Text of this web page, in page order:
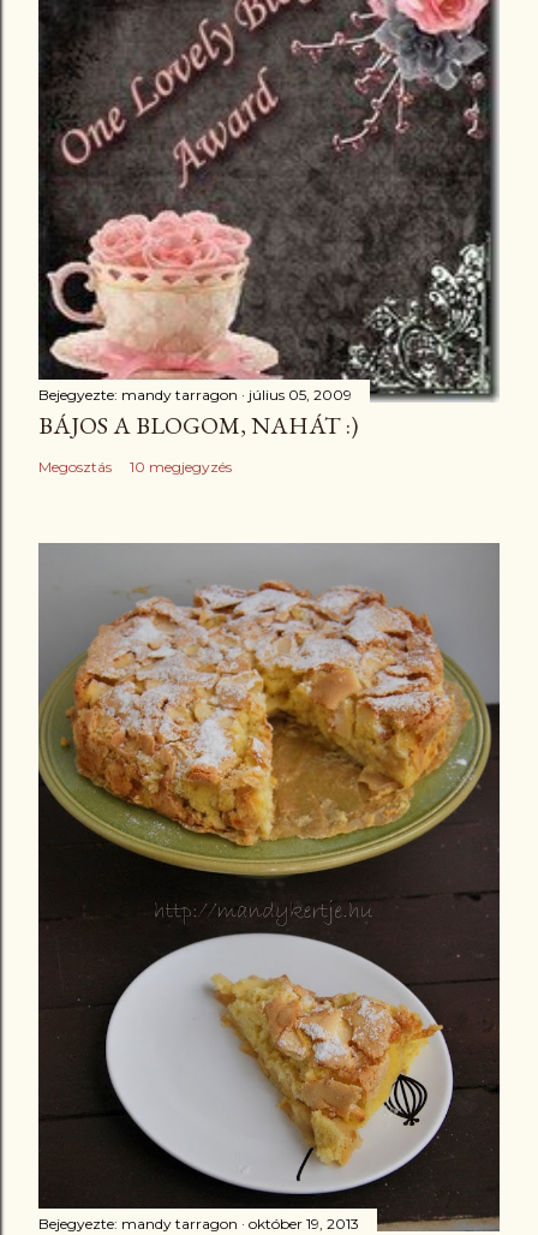
Bejegyezte: mandy tarragon július 05, 2009
BÁJOS A BLOGOM, NAHÁT :)
Megosztás 10 megjegyzés
Bejegyezte: mandy tarragon október 19, 2013